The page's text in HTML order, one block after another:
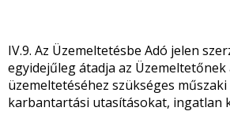
IV.9. Az Üzemeltetésbe Adó jelen
egyidejűleg átadja az Üzemeltetőnek
üzemeltetéséhez szükséges
karbantartási utasításokat, ingatlan